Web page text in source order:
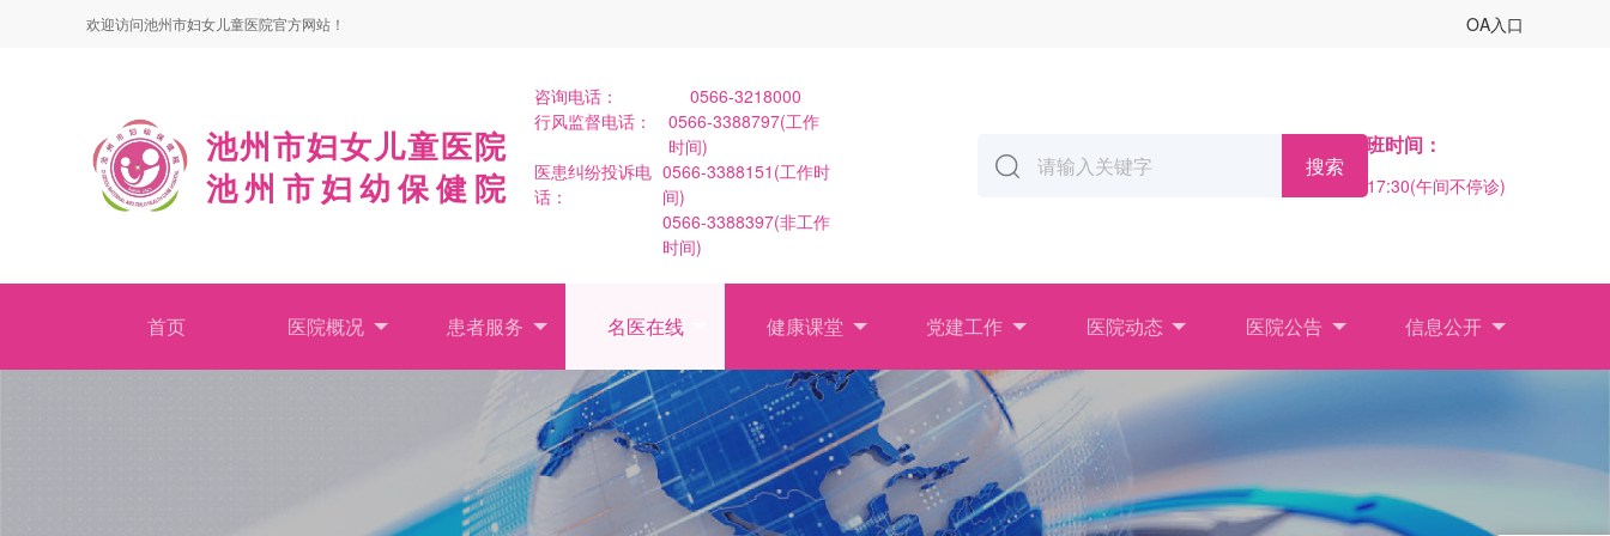
欢迎访问池州市妇女儿童医院官方网站！ OA入口
池州市妇女儿童医院
池州市妇幼保健院
咨询电话：
0566-3218000
行风监督电话：
0566-3388797(工作
时间)
医患纠纷投诉电
话：
0566-3388151(工作时
间)
0566-3388397(非工作
时间)
搜索
门诊上班时间：
08:00 - 17:30(午间不停诊)
首页 医院概况 患者服务 名医在线 健康课堂 党建工作 医院动态 医院公告 信息公开